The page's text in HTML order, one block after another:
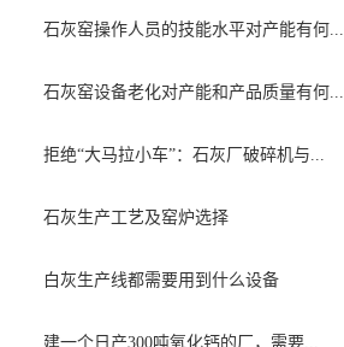
石灰窑操作人员的技能水平对产能有何...
石灰窑设备老化对产能和产品质量有何...
拒绝“大马拉小车”：石灰厂破碎机与...
石灰生产工艺及窑炉选择
白灰生产线都需要用到什么设备
建一个日产300吨氧化钙的厂，需要...